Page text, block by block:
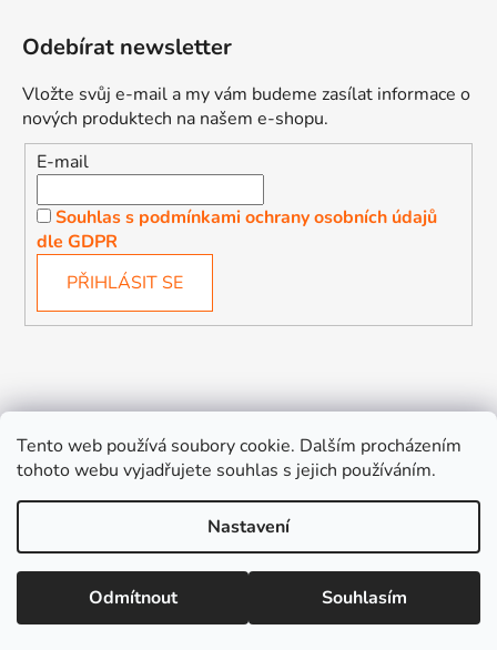
Tento web používá soubory cookie. Dalším procházením
tohoto webu vyjadřujete souhlas s jejich používáním.
Nastavení
Odmítnout Souhlasím
Odebírat newsletter
Vložte svůj e-mail a my vám budeme zasílat informace o
nových produktech na našem e-shopu.
E-mail
Souhlas s podmínkami ochrany osobních údajů
dle GDPR
PŘIHLÁSIT SE
Vytvořil Shoptet
Copyright 2026Děťátko
. Všechna práva vyhrazena.
Upravit nastavení cookies